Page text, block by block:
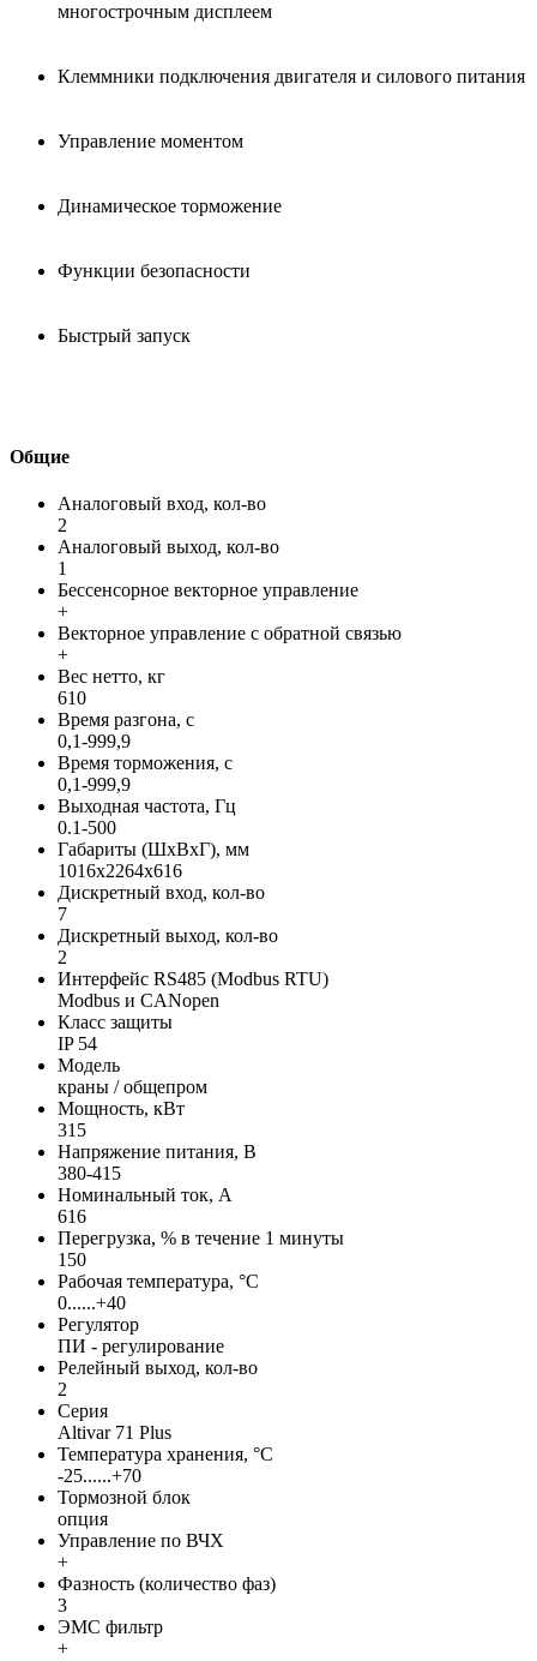
многострочным дисплеем
Клеммники подключения двигателя и силового питания
Управление моментом
Динамическое торможение
Функции безопасности
Быстрый запуск
Общие
Аналоговый вход, кол-во
2
Аналоговый выход, кол-во
1
Бессенсорное векторное управление
+
Векторное управление с обратной связью
+
Вес нетто, кг
610
Время разгона, с
0,1-999,9
Время торможения, с
0,1-999,9
Выходная частота, Гц
0.1-500
Габариты (ШхВхГ), мм
1016х2264х616
Дискретный вход, кол-во
7
Дискретный выход, кол-во
2
Интерфейс RS485 (Modbus RTU)
Modbus и CANopen
Класс защиты
IP 54
Модель
краны / общепром
Мощность, кВт
315
Напряжение питания, В
380-415
Номинальный ток, А
616
Перегрузка, % в течение 1 минуты
150
Рабочая температура, °С
0......+40
Регулятор
ПИ - регулирование
Релейный выход, кол-во
2
Серия
Altivar 71 Plus
Температура хранения, °С
-25......+70
Тормозной блок
опция
Управление по ВЧХ
+
Фазность (количество фаз)
3
ЭМС фильтр
+